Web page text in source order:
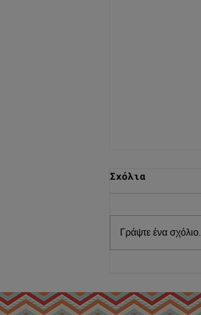
Βασιλικό
Σχόλια
Γράψτε ένα σχόλιο...